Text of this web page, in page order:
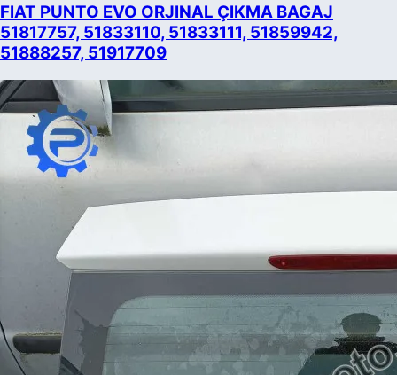
FIAT PUNTO EVO ORJINAL ÇIKMA BAGAJ
51817757, 51833110, 51833111, 51859942,
51888257, 51917709